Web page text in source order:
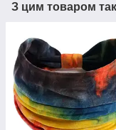
З цим товаром